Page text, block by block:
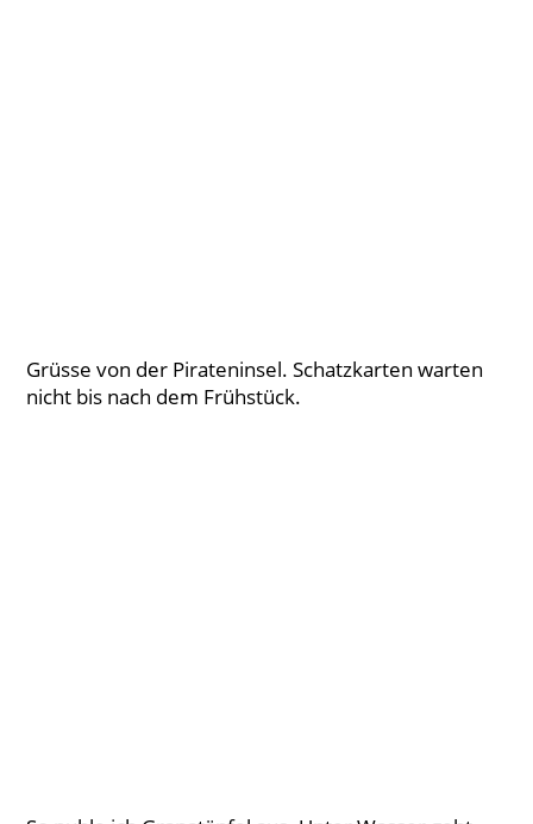
Grüsse von der Pirateninsel. Schatzkarten warten
nicht bis nach dem Frühstück.